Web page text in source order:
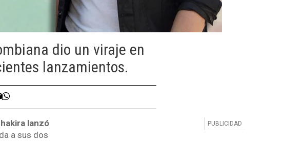
dio un viraje en
lanzamientos.
lanzó
a sus dos